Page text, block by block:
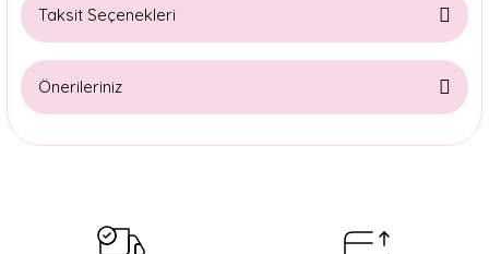
Taksit Seçenekleri
Önerileriniz
Bu ürünün fiyat bilgisi, resim, ürün açıklamalarında ve diğer